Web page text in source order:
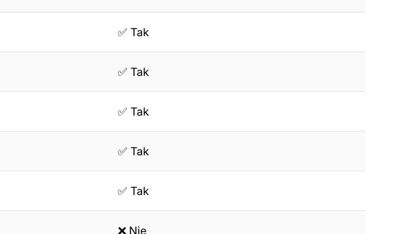
✅ Tak
✅ Tak
✅ Tak
✅ Tak
✅ Tak
❌ Nie